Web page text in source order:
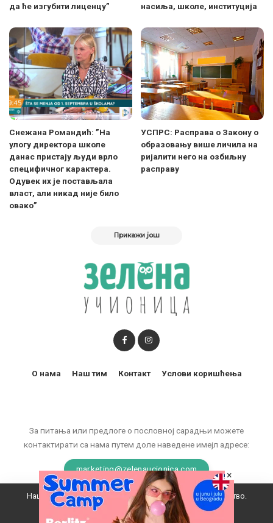
да ће изгубити лиценцу”
насиља, школе, институција
Снежана Романдић: ”На
улогу директора школе
данас пристају људи врло
специфичног карактера.
Одувек их је постављала
власт, али никад није било
овако”
УСПРС: Расправа о Закону о
образовању више личила на
ријалити него на озбиљну
расправу
Прикажи још
За питања или предлоге о пословној сарадњи можете
контактирати са нама путем доле наведене имејл адресе:
marketing@zelenaucionica.com
О нама Наш тим Контакт Услови коришћења
© 2011-2024 Copyright by Zelena učionica. All Rights reserved.
Наш вебсајт користи колачиће да побољша ваше искуство.
Прихватам
×